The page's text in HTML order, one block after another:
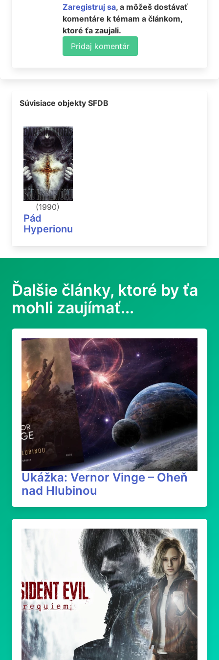
Zaregistruj sa, a môžeš dostávať
komentáre k témam a článkom,
ktoré ťa zaujali.
Pridaj komentár
Súvisiace objekty SFDB
(1990)
Pád
Hyperionu
Ďalšie články, ktoré by ťa
mohli zaujímať...
Ukážka: Vernor Vinge – Oheň
nad Hlubinou